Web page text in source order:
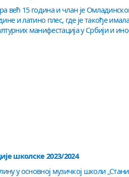
већ 15 година и члан је
и латино плес, где је такође
манифестација у Србији и
школске 2023/2024
у основној музичкој школи